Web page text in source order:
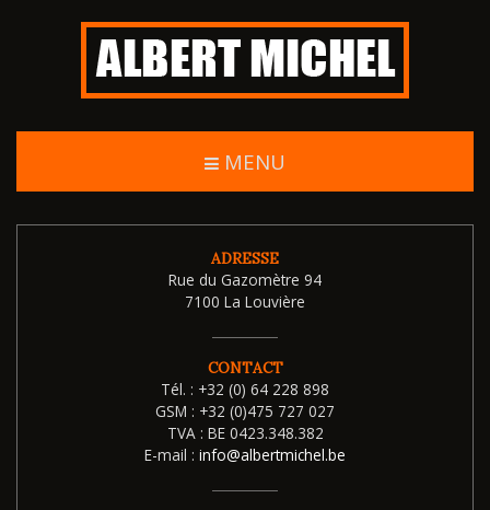
MENU
ADRESSE
Rue du Gazomètre 94
7100 La Louvière
CONTACT
Tél. : +32 (0) 64 228 898
GSM : +32 (0)475 727 027
TVA : BE 0423.348.382
E-mail : info@albertmichel.be